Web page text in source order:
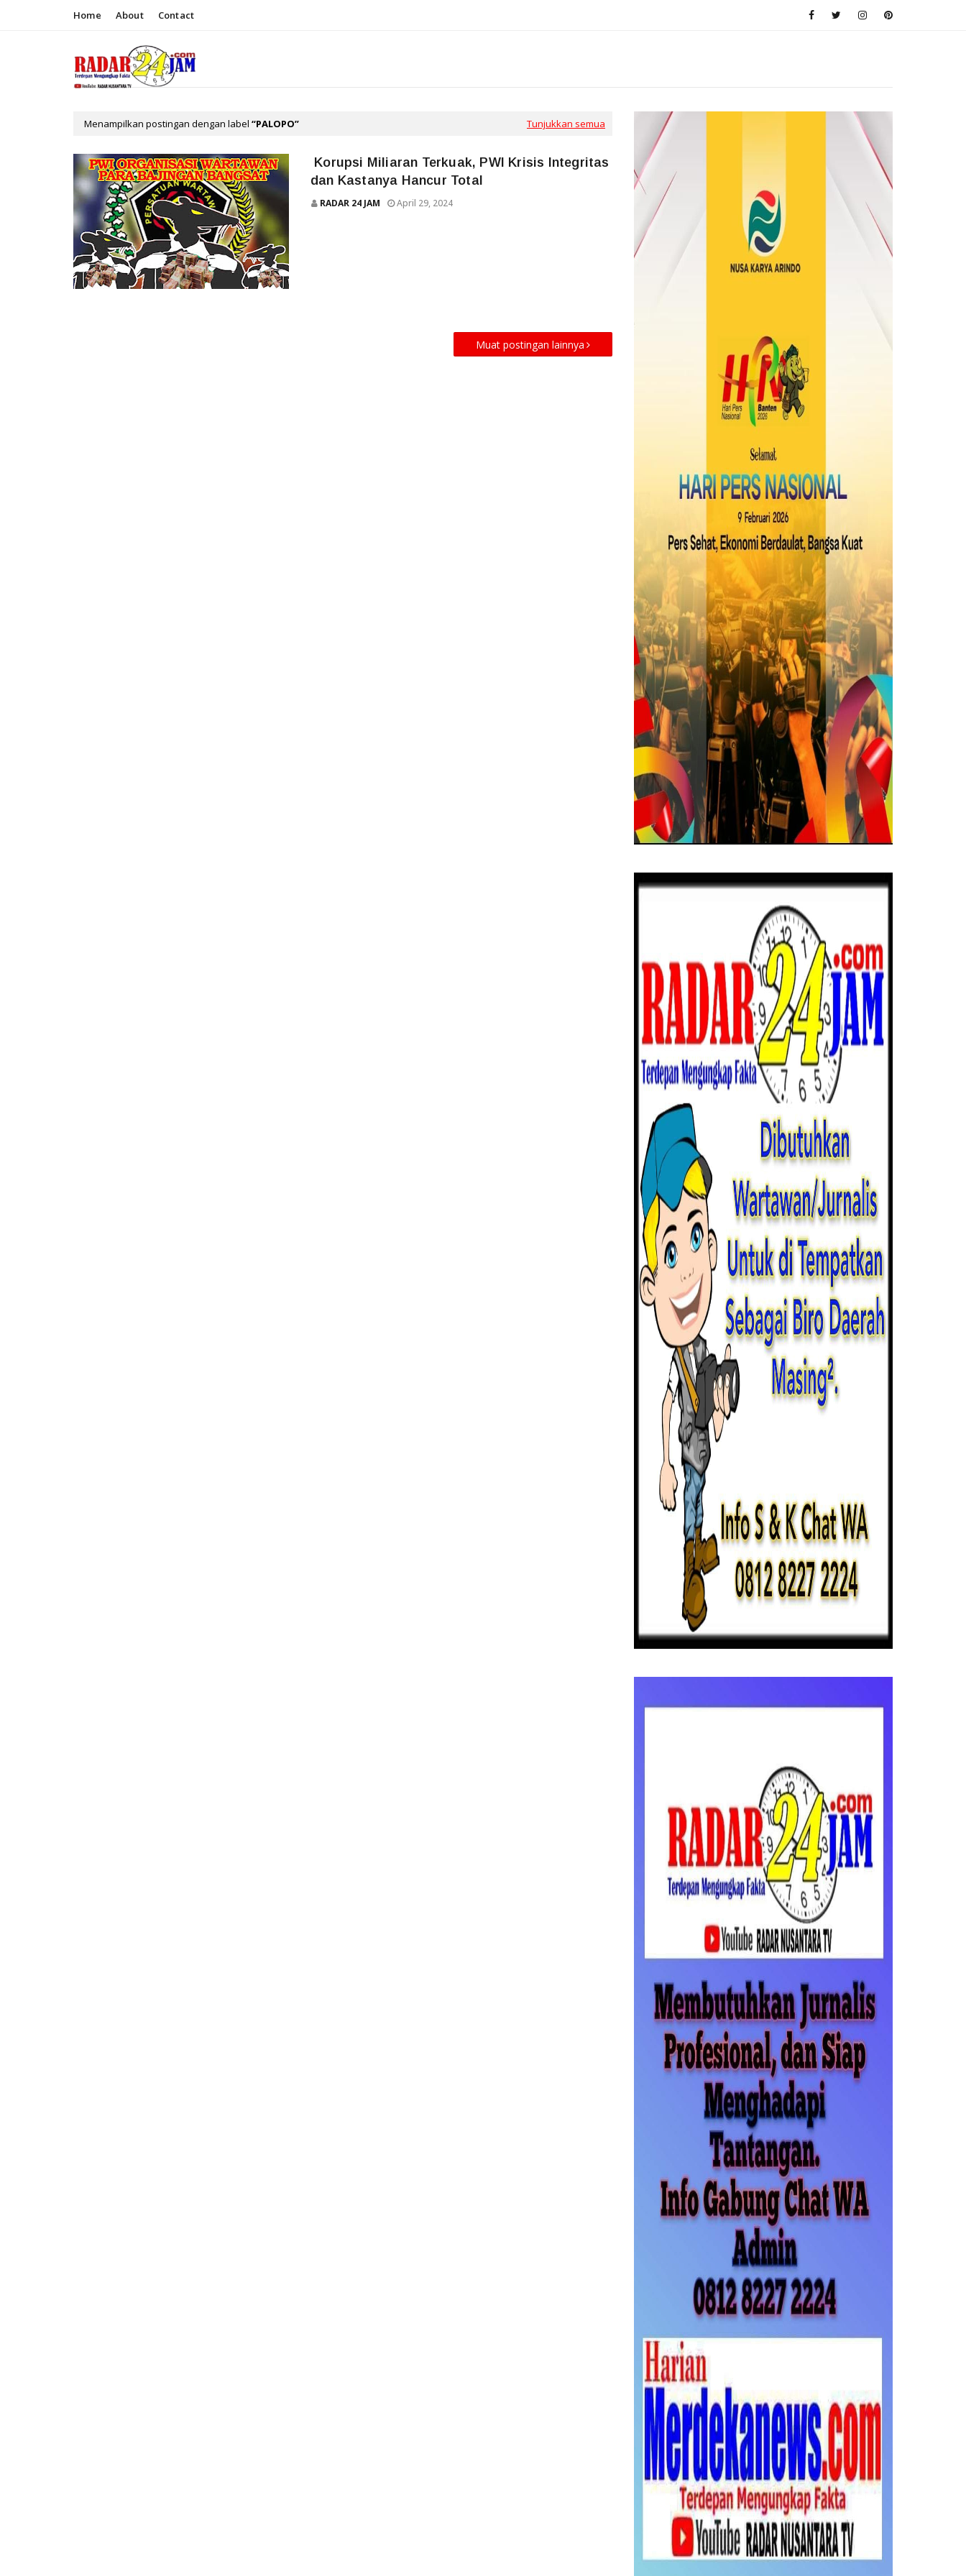
Home About Contact
Menampilkan postingan dengan label PALOPO Tunjukkan semua
Korupsi Miliaran Terkuak, PWI Krisis Integritas
dan Kastanya Hancur Total
RADAR 24 JAM April 29, 2024
Muat postingan lainnya